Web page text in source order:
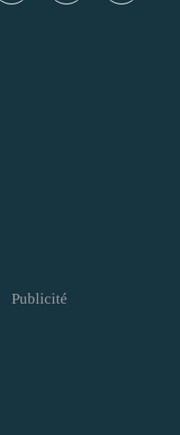
Publicité